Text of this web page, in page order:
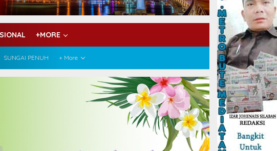
+MORE
SUNGAI PENUH + More